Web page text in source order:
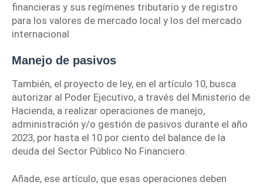
financieras y sus regímenes tributario y de registro
para los valores de mercado local y los del mercado
internacional
Manejo de pasivos
También, el proyecto de ley, en el artículo 10, busca
autorizar al Poder Ejecutivo, a través del Ministerio de
Hacienda, a realizar operaciones de manejo,
administración y/o gestión de pasivos durante el año
2023, por hasta el 10 por ciento del balance de la
deuda del Sector Público No Financiero.
Añade, ese artículo, que esas operaciones deben